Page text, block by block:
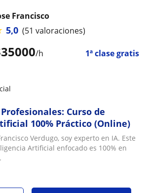
35000/h 1ª clase gratis
Francisco
5,0 (51 valoraciones)
Curso de
100% Práctico (Online)
Verdugo, soy experto en IA. Este
Artificial enfocado es 100% en